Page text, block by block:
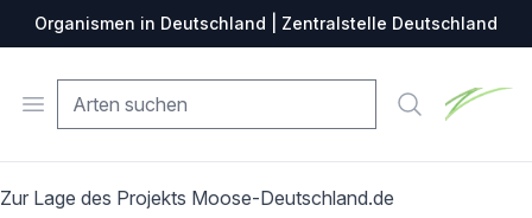
Organismen in Deutschland | Zentralstelle Deutschland
Open menu Suche
Zur Lage des Projekts Moose-Deutschland.de